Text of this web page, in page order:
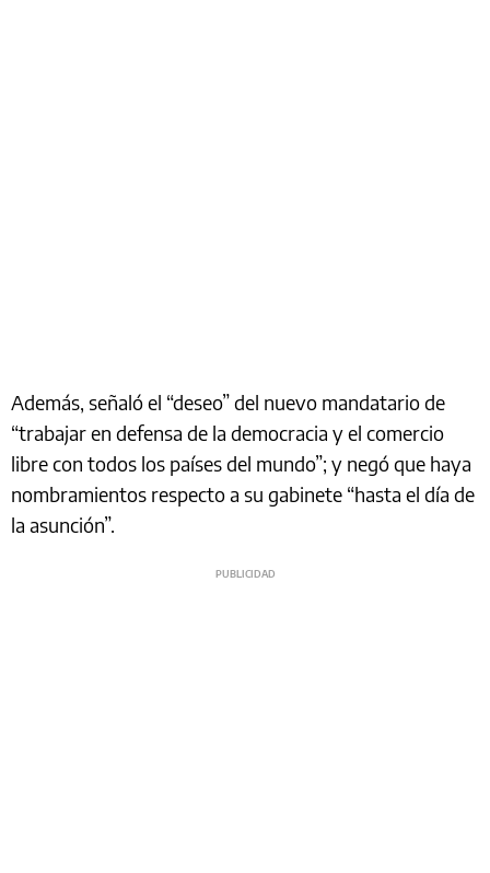
Además, señaló el “deseo” del nuevo mandatario de
“trabajar en defensa de la democracia y el comercio
libre con todos los países del mundo”; y negó que haya
nombramientos respecto a su gabinete “hasta el día de
la asunción”.